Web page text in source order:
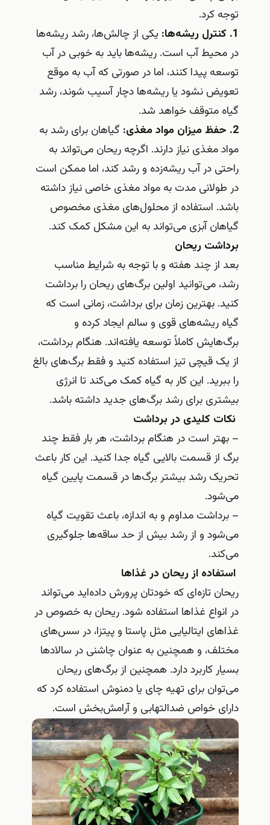
توجه کرد.
1. کنترل ریشه‌ها:
یکی از چالش‌ها، رشد ریشه‌ها
در محیط آب است. ریشه‌ها باید به خوبی در آب
توسعه پیدا کنند، اما در صورتی که آب به موقع
تعویض نشود یا ریشه‌ها دچار آسیب شوند، رشد
گیاه متوقف خواهد شد.
2. حفظ میزان مواد مغذی:
گیاهان برای رشد به
مواد مغذی نیاز دارند. اگرچه ریحان می‌تواند به
راحتی در آب ریشه‌زده و رشد کند، اما ممکن است
در طولانی مدت به مواد مغذی خاصی نیاز داشته
باشد. استفاده از محلول‌های مغذی مخصوص
گیاهان آبزی می‌تواند به این مشکل کمک کند.
برداشت ریحان
بعد از چند هفته و با توجه به شرایط مناسب
رشد، می‌توانید اولین برگ‌های ریحان را برداشت
کنید. بهترین زمان برای برداشت، زمانی است که
گیاه ریشه‌های قوی و سالم ایجاد کرده و
برگ‌هایش کاملاً توسعه یافته‌اند. هنگام برداشت،
از یک قیچی تیز استفاده کنید و فقط برگ‌های بالغ
را ببرید. این کار به گیاه کمک می‌کند تا انرژی
بیشتری برای رشد برگ‌های جدید داشته باشد.
نکات کلیدی در برداشت
– بهتر است در هنگام برداشت، هر بار فقط چند
برگ از قسمت بالایی گیاه جدا کنید. این کار باعث
تحریک رشد بیشتر برگ‌ها در قسمت پایین گیاه
می‌شود.
– برداشت مداوم و به اندازه، باعث تقویت گیاه
می‌شود و از رشد بیش از حد ساقه‌ها جلوگیری
می‌کند.
استفاده از ریحان در غذاها
ریحان تازه‌ای که خودتان پرورش داده‌اید می‌تواند
در انواع غذاها استفاده شود. ریحان به خصوص در
غذاهای ایتالیایی مثل پاستا و پیتزا، در سس‌های
مختلف، و همچنین به عنوان چاشنی در سالادها
بسیار کاربرد دارد. همچنین از برگ‌های ریحان
می‌توان برای تهیه چای یا دمنوش استفاده کرد که
دارای خواص ضدالتهابی و آرامش‌بخش است.